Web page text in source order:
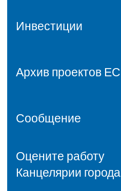
Инвестиции
Архив проектов ЕС
Сообщение
Оцените работу
Канцелярии города